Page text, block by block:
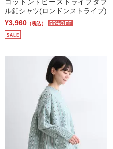
コットンドビーストライプダブ
ル釦シャツ(ロンドンストライプ)
¥3,960 （税込） 55%OFF